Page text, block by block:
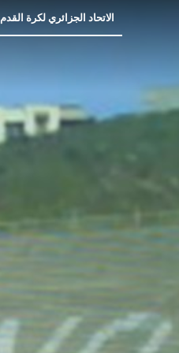
FÉDÉRATION ALGÉRIENNE DE FOOTBALL - الاتحاد الجزائري لكرة القدم